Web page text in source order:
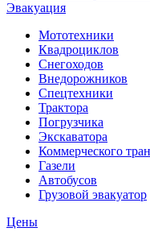
Эвакуация
Мототехники
Квадроциклов
Снегоходов
Внедорожников
Спецтехники
Трактора
Погрузчика
Экскаватора
Коммерческого
Газели
Автобусов
Грузовой эвакуатор
Цены